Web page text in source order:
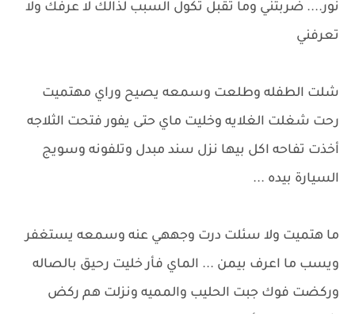
نور.... ضربتني وما تقبل تكول السبب لذالك لا عرفك ولا
تعرفني
شلت الطفله وطلعت وسمعه يصيح وراي مهتميت
رحت شغلت الغلايه وخليت ماي حتى يفور فتحت الثلاجه
أخذت تفاحه اكل بيها نزل سند مبدل وتلفونه وسويج
السيارة بيده ...
ما هتميت ولا سئلت درت وجههي عنه وسمعه يستغفر
ويسب ما اعرف بيمن ... الماي فأر خليت رحيق بالصاله
وركضت فوك جبت الحليب والمميه ونزلت هم ركض